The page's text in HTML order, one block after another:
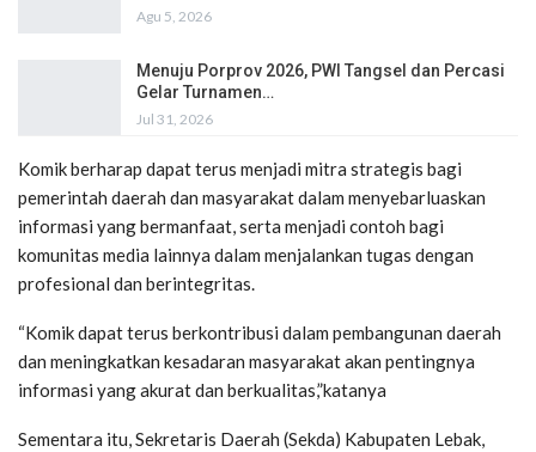
Agu 5, 2026
Menuju Porprov 2026, PWI Tangsel dan Percasi
Gelar Turnamen…
Jul 31, 2026
Komik berharap dapat terus menjadi mitra strategis bagi
pemerintah daerah dan masyarakat dalam menyebarluaskan
informasi yang bermanfaat, serta menjadi contoh bagi
komunitas media lainnya dalam menjalankan tugas dengan
profesional dan berintegritas.
“Komik dapat terus berkontribusi dalam pembangunan daerah
dan meningkatkan kesadaran masyarakat akan pentingnya
informasi yang akurat dan berkualitas,”katanya
Sementara itu, Sekretaris Daerah (Sekda) Kabupaten Lebak,